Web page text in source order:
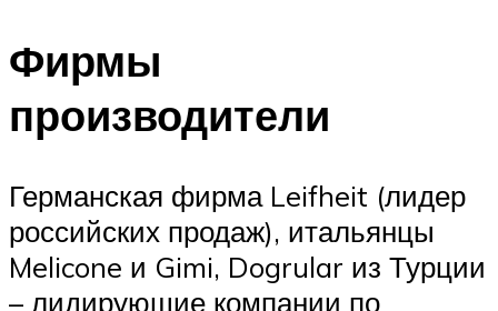
Фирмы
производители
Германская фирма Leifheit (лидер
российских продаж), итальянцы
Melicone и Gimi, Dogrular из Турции
– лидирующие компании по